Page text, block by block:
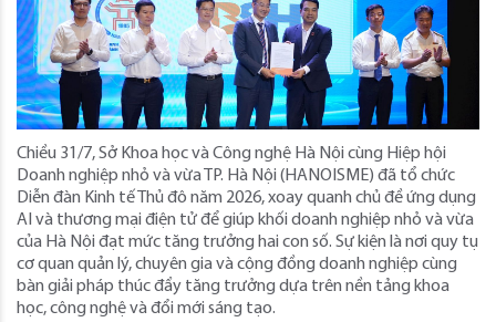
Chiều 31/7, Sở Khoa học và Công nghệ Hà Nội cùng Hiệp hội
Doanh nghiệp nhỏ và vừa TP. Hà Nội (HANOISME) đã tổ chức
Diễn đàn Kinh tế Thủ đô năm 2026, xoay quanh chủ đề ứng dụng
AI và thương mại điện tử để giúp khối doanh nghiệp nhỏ và vừa
của Hà Nội đạt mức tăng trưởng hai con số. Sự kiện là nơi quy tụ
cơ quan quản lý, chuyên gia và cộng đồng doanh nghiệp cùng
bàn giải pháp thúc đẩy tăng trưởng dựa trên nền tảng khoa
học, công nghệ và đổi mới sáng tạo.